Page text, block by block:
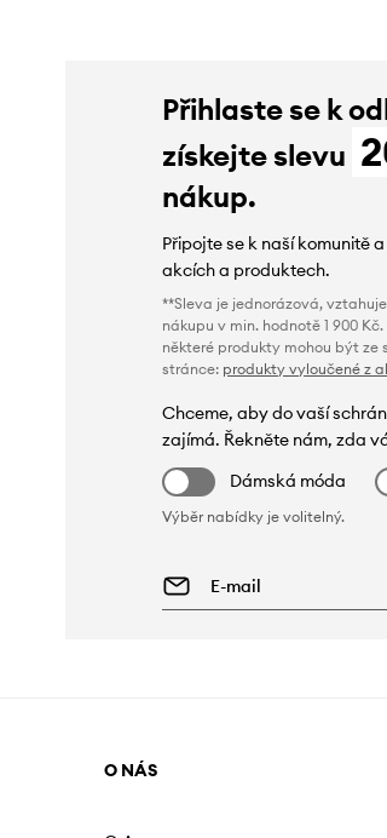
Přihlaste se k
získejte slevu
nákup.
Připojte se k naší komunitě
akcích a produktech.
**Sleva je jednorázová,
nákupu v min. hodnotě 1 900
některé produkty mohou být ze
stránce: produkty vyloučené z
Chceme, aby do vaší
zajímá. Řekněte nám, zda
Dámská móda
Výběr nabídky je volitelný.
O NÁS